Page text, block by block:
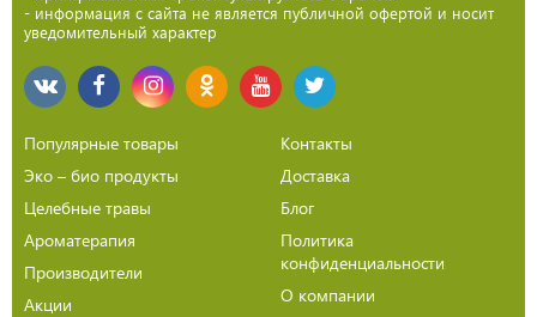
- информация с сайта не является публичной офертой и носит
уведомительный характер
Популярные товары
Эко – био продукты
Целебные травы
Ароматерапия
Производители
Акции
Контакты
Доставка
Блог
Политика
конфиденциальности
О компании